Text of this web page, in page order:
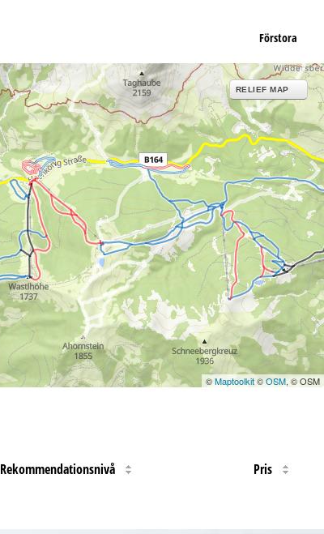
Förstora
RELIEF MAP
©Maptoolkit©OSM, © OSM
Rekommendationsnivå Pris